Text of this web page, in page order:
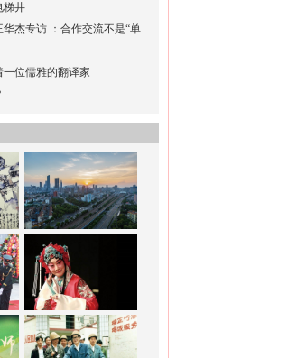
梯井
杰专访 ：合作交流不是“单
位儒雅的翻译家